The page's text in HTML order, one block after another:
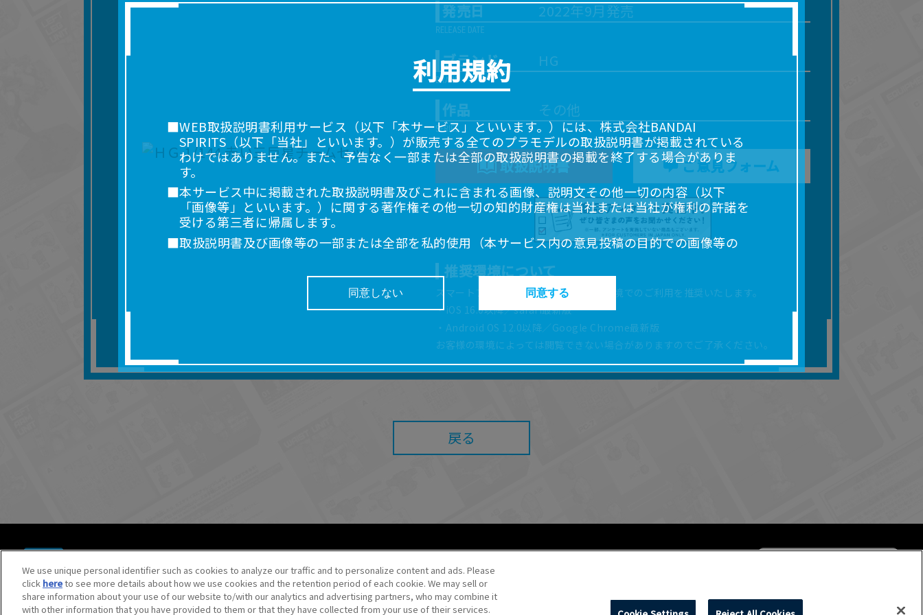
発売日 2022年9月発売
ブランド HG
作品 その他
取扱説明書 ご意見フォーム
推奨環境について
スマートフォン、タブレットは以下の環境でのご利用を推奨いたします。
・iOS 16.0以降／safari最新版
・Android OS 12.0以降／Google Chrome最新版
お客様の環境によっては閲覧できない場合がありますのでご了承ください。
戻る
© BANDAI SPIRITS CO.,LTD. ALL RIGHTS RESERVED.
©創通・サンライズ ©創通・サンライズ・MBS
©SOTSU・SUNRISE ©SOTSU・SUNRISE・MBS
©Nintendo・Creatures・GAME FREAK・TV Tokyo・ShoPro・JR Kikaku ©Pokémon
©Pokémon. ©Nintendo/Creatures Inc./GAME FREAK inc.
We use unique personal identifier such as cookies to analyze our traffic and to personalize content and ads. Please
click hereto see more details about how we use cookies and the retention period of each cookie. We may sell or
share information about your use of our website to/with our analytics and advertising partners, who may combine it
with other information that you have provided to them or that they have collected from your use of their services.
利用規約
■WEB取扱説明書利用サービス（以下「本サービス」といいます。）には、株式会社BANDAI
SPIRITS（以下「当社」といいます。）が販売する全てのプラモデルの取扱説明書が掲載されている
わけではありません。また、予告なく一部または全部の取扱説明書の掲載を終了する場合がありま
す。
■本サービス中に掲載された取扱説明書及びこれに含まれる画像、説明文その他一切の内容（以下
「画像等」といいます。）に関する著作権その他一切の知的財産権は当社または当社が権利の許諾を
受ける第三者に帰属します。
■取扱説明書及び画像等の一部または全部を私的使用（本サービス内の意見投稿の目的での画像等の
れに限りません。）することは禁止いたします。
■掲載している取扱説明書は、お客様が購入された商品に同梱されたものと異なる場合があります。
■対象商品仕様の変更などにより、取扱説明書の内容は予告なく変更される場合があります。
■当社は、取扱説明書の正確性確保に努めておりますが、取扱説明書の完全性を保証するものではあ
■お客様のご利用環境によっては、本サービスをご利用いただけない場合があります。
器、ネットワークへの障害（コンピューターウィルスに起因する障害を含みます。）等が生じたとし
■当社は、本サービスの内容・条件を予告なく変更または停止することがあります。また当社は、本
同意しない 同意する